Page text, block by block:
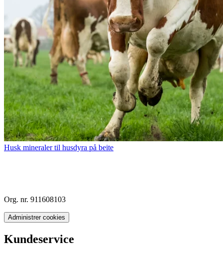
Husk mineraler til husdyra på beite
Org. nr. 911608103
Administrer cookies
Kundeservice